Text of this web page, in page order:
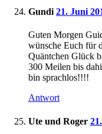
Gundi 21. Juni
Guten Morgen
wünsche Euch für
Quäntchen Glück
300 Meilen bis
bin sprachlos!!!!
Antwort
Ute und Roger